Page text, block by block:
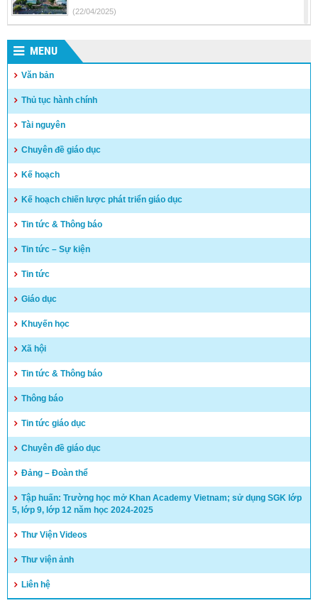
(22/04/2025)
địa bàn tỉnh Kiên Giang
(17/04/2025)
Hướng dẫn tuyển sinh vào lớp 10 trung học phổ thông và
trung học phổ thông chuyên năm học 2025-2026
Kết quả kỳ tuyển dụng viên chức năm 2024 – huyện Vĩnh
Thuận
MENU
Văn bản
Thủ tục hành chính
Tài nguyên
Chuyên đề giáo dục
Kế hoạch
Kế hoạch chiến lược phát triển giáo dục
Tin tức & Thông báo
Tin tức – Sự kiện
Tin tức
Giáo dục
Khuyến học
Xã hội
Tin tức & Thông báo
Thông báo
Tin tức giáo dục
Chuyên đề giáo dục
Đảng – Đoàn thể
Tập huấn: Trường học mở Khan Academy Vietnam; sử dụng SGK lớp
5, lớp 9, lớp 12 năm học 2024-2025
Thư Viện Videos
Thư viện ảnh
Liên hệ